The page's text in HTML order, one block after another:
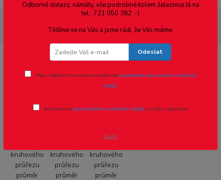
- 1ks
Odborné dotazy, náměty, vše podrobné kolem železnice Já na
tel.: 721 050 382 :-)
Těšíme se na Vás a jsme rádi, že Vás máme.
Odeslat
Přeji si odebírat novinky e-mailem dlepodmínek zpracování osobních
údajů.
Souhlasím se zpracováním osobních údajů pro účely registrace.
Zavřít